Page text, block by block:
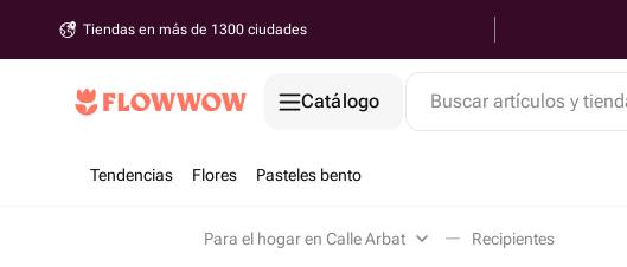
Tiendas en más de 1300 ciudades
Catálogo Buscar artículos y
Tendencias Flores Pasteles bento
Para el hogar en Calle Arbat Recipientes